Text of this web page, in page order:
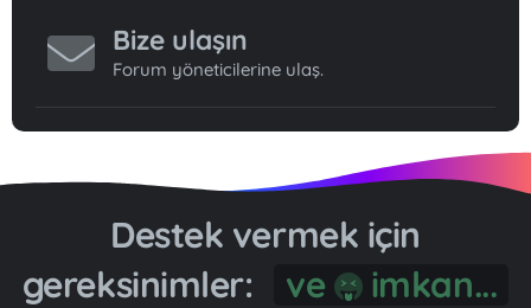
Bize ulaşın
Forum yöneticilerine ulaş.
Destek vermek için
gereksinimler:
Gönül...